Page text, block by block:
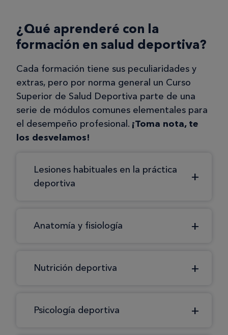
¿Qué aprenderé con la
formación en salud deportiva?
Cada formación tiene sus peculiaridades y
extras, pero por norma general un Curso
Superior de Salud Deportiva parte de una
serie de módulos comunes elementales para
el desempeño profesional. ¡Toma nota, te
los desvelamos!
Lesiones habituales en la práctica
deportiva
Anatomía y fisiología
Nutrición deportiva
Psicología deportiva